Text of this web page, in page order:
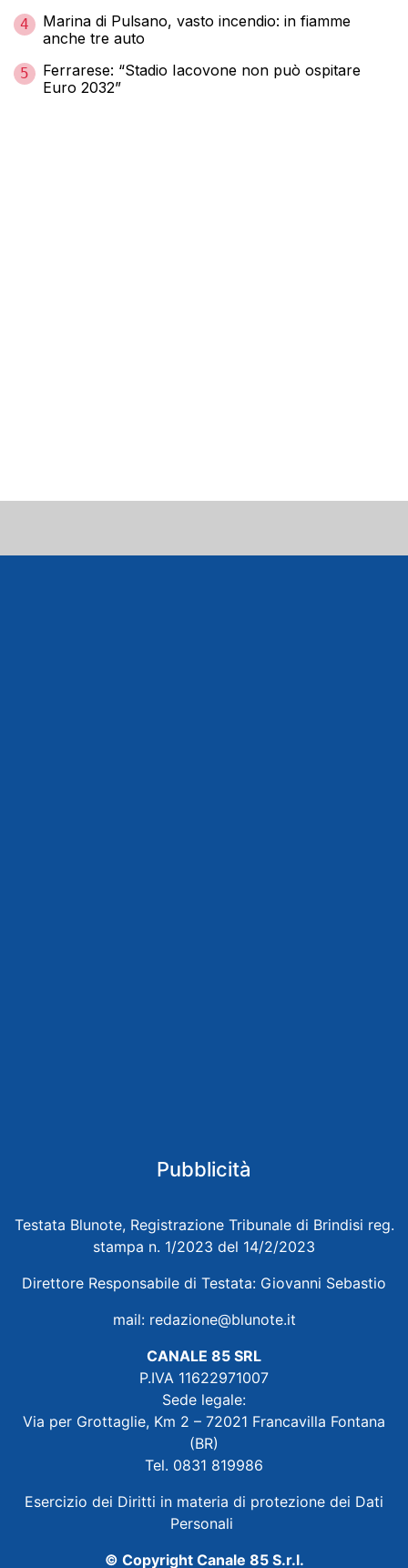
4
Marina di Pulsano, vasto incendio: in fiamme
anche tre auto
5
Ferrarese: “Stadio Iacovone non può ospitare
Euro 2032”
Pubblicità
Testata Blunote, Registrazione Tribunale di Brindisi reg.
stampa n. 1/2023 del 14/2/2023
Direttore Responsabile di Testata: Giovanni Sebastio
mail: redazione@blunote.it
CANALE 85 SRL
P.IVA 11622971007
Sede legale:
Via per Grottaglie, Km 2 – 72021 Francavilla Fontana
(BR)
Tel. 0831 819986
Esercizio dei Diritti in materia di protezione dei Dati
Personali
© Copyright Canale 85 S.r.l.